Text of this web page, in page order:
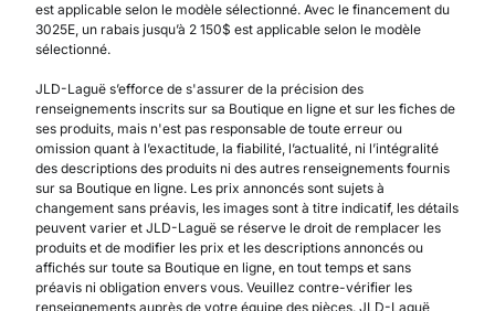
est applicable selon le modèle sélectionné. Avec le financement du
3025E, un rabais jusqu’à 2 150$ est applicable selon le modèle
sélectionné.
JLD-Laguë s’efforce de s'assurer de la précision des
renseignements inscrits sur sa Boutique en ligne et sur les fiches de
ses produits, mais n'est pas responsable de toute erreur ou
omission quant à l’exactitude, la fiabilité, l’actualité, ni l’intégralité
des descriptions des produits ni des autres renseignements fournis
sur sa Boutique en ligne. Les prix annoncés sont sujets à
changement sans préavis, les images sont à titre indicatif, les détails
peuvent varier et JLD-Laguë se réserve le droit de remplacer les
produits et de modifier les prix et les descriptions annoncés ou
affichés sur toute sa Boutique en ligne, en tout temps et sans
préavis ni obligation envers vous. Veuillez contre-vérifier les
renseignements auprès de votre équipe des pièces. JLD-Laguë